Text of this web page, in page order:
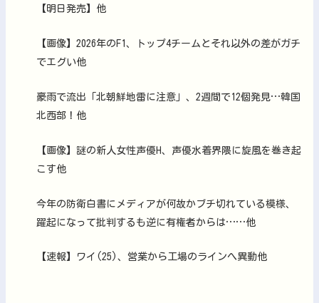
【明日発売】他
【画像】2026年のF1、トップ4チームとそれ以外の差がガチ
でエグい他
豪雨で流出「北朝鮮地雷に注意」、2週間で12個発見…韓国
北西部！他
【画像】謎の新人女性声優H、声優水着界隈に旋風を巻き起
こす他
今年の防衛白書にメディアが何故かブチ切れている模様、
躍起になって批判するも逆に有権者からは……他
【速報】ワイ(25)、営業から工場のラインへ異動他